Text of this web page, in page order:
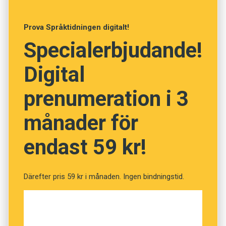
Foto: Unsplash
Pröva din ordkunskap!
(Kviss #168)
Fråga1av 12
Selektiv
Utväljande
Prova Språktidningen digitalt!
Specialerbjudande!
Digital
prenumeration i 3
månader för
endast 59 kr!
Därefter pris 59 kr i månaden. Ingen bindningstid.